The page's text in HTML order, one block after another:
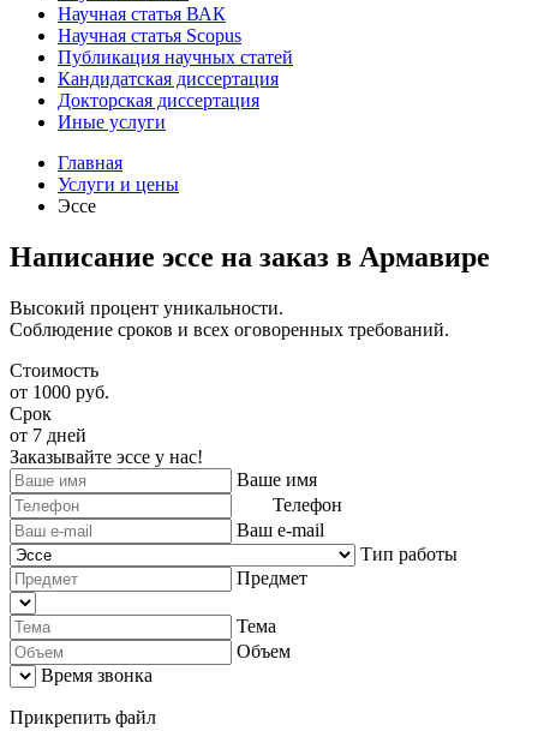
Научная статья ВАК
Научная статья Scopus
Публикация научных статей
Кандидатская диссертация
Докторская диссертация
Иные услуги
Главная
Услуги и цены
Эссе
Написание эссе на заказ в Армавире
Высокий процент уникальности.
Соблюдение сроков и всех оговоренных требований.
Стоимость
от 1000 руб.
Срок
от 7 дней
Заказывайте эссе у нас!
Ваше имя
Телефон
Ваш e-mail
Тип работы
Предмет
Тема
Объем
Время звонка
Прикрепить файл